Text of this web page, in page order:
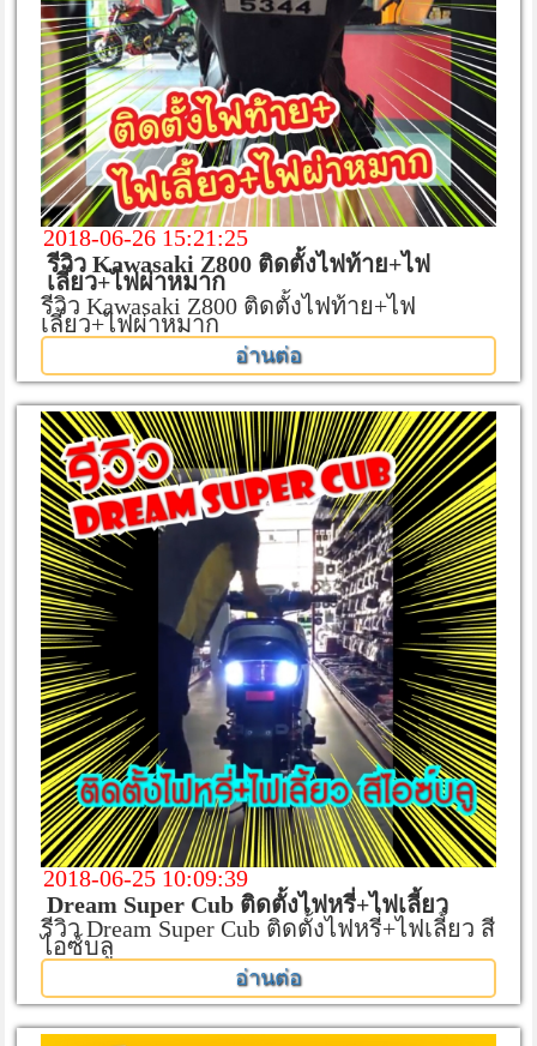
2018-06-26 15:21:25
รีวิว Kawasaki Z800 ติดตั้งไฟท้าย+ไฟ
เลี้ยว+ไฟผ่าหมาก
รีวิว Kawasaki Z800 ติดตั้งไฟท้าย+ไฟ
เลี้ยว+ไฟผ่าหมาก
อ่านต่อ
2018-06-25 10:09:39
Dream Super Cub ติดตั้งไฟหรี่+ไฟเลี้ยว
รีวิว Dream Super Cub ติดตั้งไฟหรี่+ไฟเลี้ยว สี
ไอซ์บลู
อ่านต่อ